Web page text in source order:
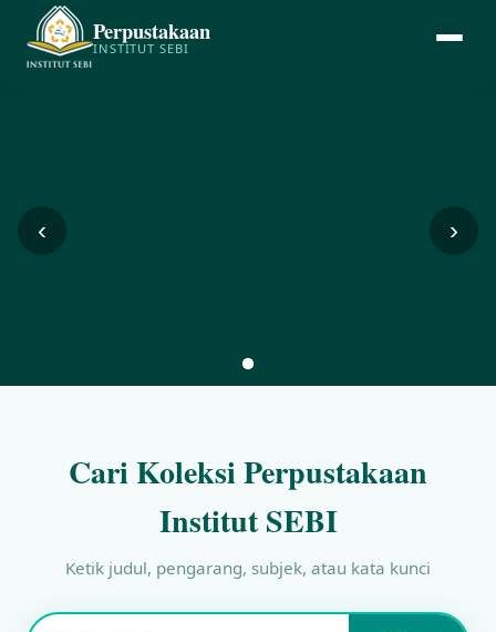
Perpustakaan
INSTITUT SEBI
‹ ›
Cari Koleksi Perpustakaan
Institut SEBI
Ketik judul, pengarang, subjek, atau kata kunci